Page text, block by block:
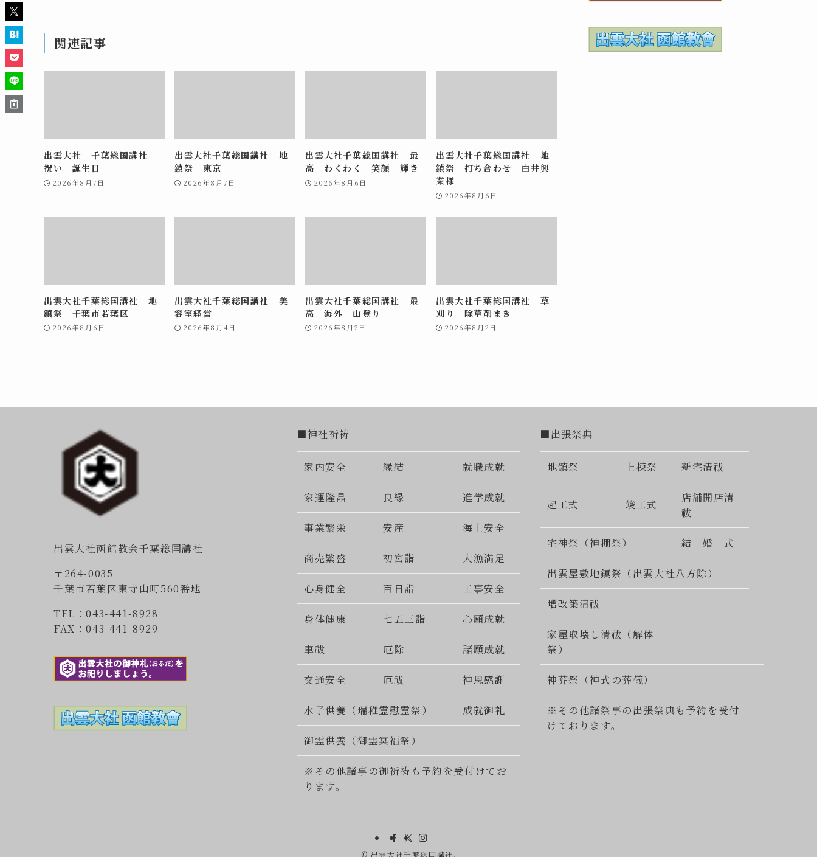
関連記事
出雲大社 千葉総国講社
祝い 誕生日
2026年8月7日
出雲大社千葉総国講社 地
鎮祭 東京
2026年8月7日
出雲大社千葉総国講社 最
高 わくわく 笑顔 輝き
2026年8月6日
出雲大社千葉総国講社 地
鎮祭 打ち合わせ 白井興
業様
2026年8月6日
出雲大社千葉総国講社 地
鎮祭 千葉市若葉区
2026年8月6日
出雲大社千葉総国講社 美
容室経営
2026年8月4日
出雲大社千葉総国講社 最
高 海外 山登り
2026年8月2日
出雲大社千葉総国講社 草
刈り 除草剤まき
2026年8月2日
出雲大社函館教会千葉総国講社
〒264-0035
千葉市若葉区東寺山町560番地
TEL：043-441-8928
FAX：043-441-8929
■神社祈祷
家内安全 縁結 就職成就
家運隆晶 良縁 進学成就
事業繁栄 安産 海上安全
商売繁盛 初宮詣 大漁満足
心身健全 百日詣 工事安全
身体健康 七五三詣 心願成就
車祓 厄除 諸願成就
交通安全 厄祓 神恩感謝
水子供養（瑞稚霊慰霊祭） 成就御礼
御霊供養（御霊冥福祭）
※その他諸事の御祈祷も予約を受付けてお
ります。
■出張祭典
地鎮祭 上棟祭 新宅清祓
起工式 竣工式
店舗開店清
祓
宅神祭（神棚祭） 結 婚 式
出雲屋敷地鎮祭（出雲大社八方除）
増改築清祓
家屋取壊し清祓（解体
祭）
神葬祭（神式の葬儀）
※その他諸祭事の出張祭典も予約を受付
けております。
© 出雲大社千葉総国講社.